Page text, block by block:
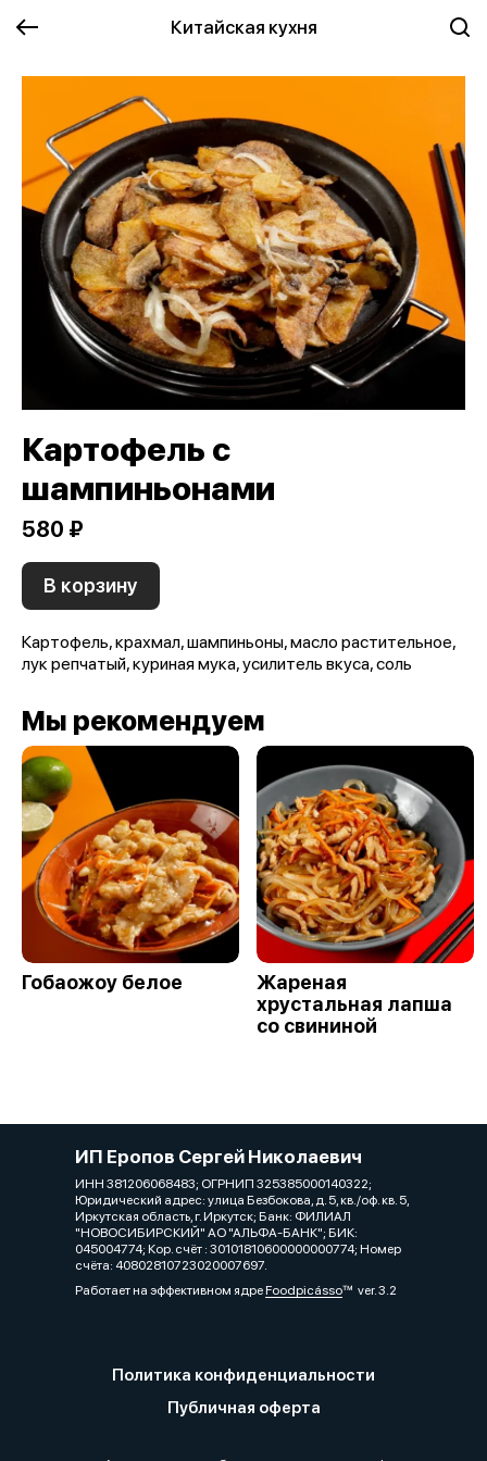
Китайская кухня
Картофель с
шампиньонами
580 ₽
В корзину
Картофель, крахмал, шампиньоны, масло растительное,
лук репчатый, куриная мука, усилитель вкуса, соль
Мы рекомендуем
Гобаожоу белое
Жареная
хрустальная лапша
со свининой
ИП Еропов Сергей Николаевич
ИНН 381206068483; ОГРНИП 325385000140322;
Юридический адрес: улица Безбокова, д. 5, кв./оф. кв. 5,
Иркутская область, г. Иркутск; Банк: ФИЛИАЛ
"НОВОСИБИРСКИЙ" АО "АЛЬФА-БАНК"; БИК:
045004774; Кор. счёт : 30101810600000000774; Номер
счёта: 40802810723020007697.
Работает на эффективном ядреFoodpicássover. 3.2
Политика конфиденциальности
Публичная оферта